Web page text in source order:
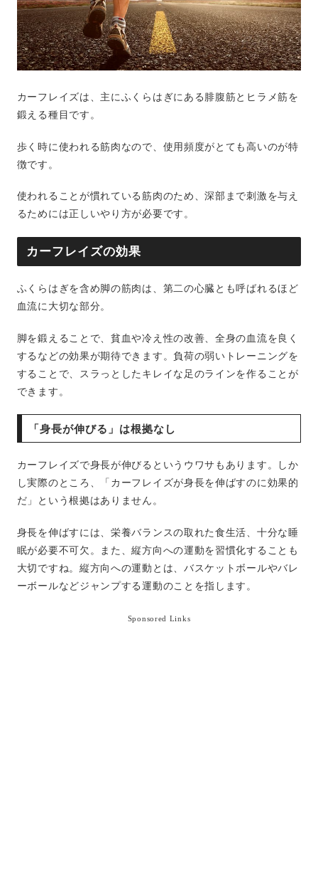
カーフレイズは、主にふくらはぎにある腓腹筋とヒラメ筋を
鍛える種目です。
歩く時に使われる筋肉なので、使用頻度がとても高いのが特
徴です。
使われることが慣れている筋肉のため、深部まで刺激を与え
るためには正しいやり方が必要です。
カーフレイズの効果
ふくらはぎを含め脚の筋肉は、第二の心臓とも呼ばれるほど
血流に大切な部分。
脚を鍛えることで、貧血や冷え性の改善、全身の血流を良く
するなどの効果が期待できます。負荷の弱いトレーニングを
することで、スラっとしたキレイな足のラインを作ることが
できます。
「身長が伸びる」は根拠なし
カーフレイズで身長が伸びるというウワサもあります。しか
し実際のところ、「カーフレイズが身長を伸ばすのに効果的
だ」という根拠はありません。
身長を伸ばすには、栄養バランスの取れた食生活、十分な睡
眠が必要不可欠。また、縦方向への運動を習慣化することも
大切ですね。縦方向への運動とは、バスケットボールやバレ
ーボールなどジャンプする運動のことを指します。
Sponsored Links